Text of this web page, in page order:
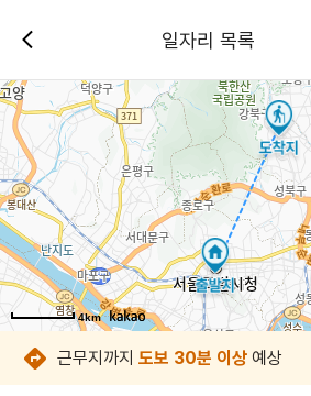
일자리 목록
4km
4km
4km
4km
4km
4km
4km
4km
근무지까지 도보 30분 이상 예상